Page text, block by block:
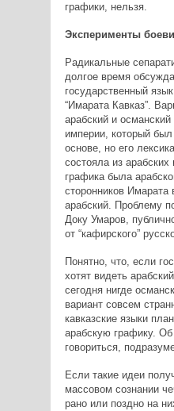
графики, нельзя.
Эксперименты
Радикальные
долгое время
государственный
“Имарата Кавказ”.
арабский и
империи, который был
основе, но его
состояла из
графика была
сторонников Имарата
арабский. Проблему
Доку Умаров,
от “кафирского”
Понятно, что, если
хотят видеть
сегодня нигде
вариант совсем
кавказские языки
арабскую графику.
говориться,
Если такие идеи
массовом сознании
рано или поздно на